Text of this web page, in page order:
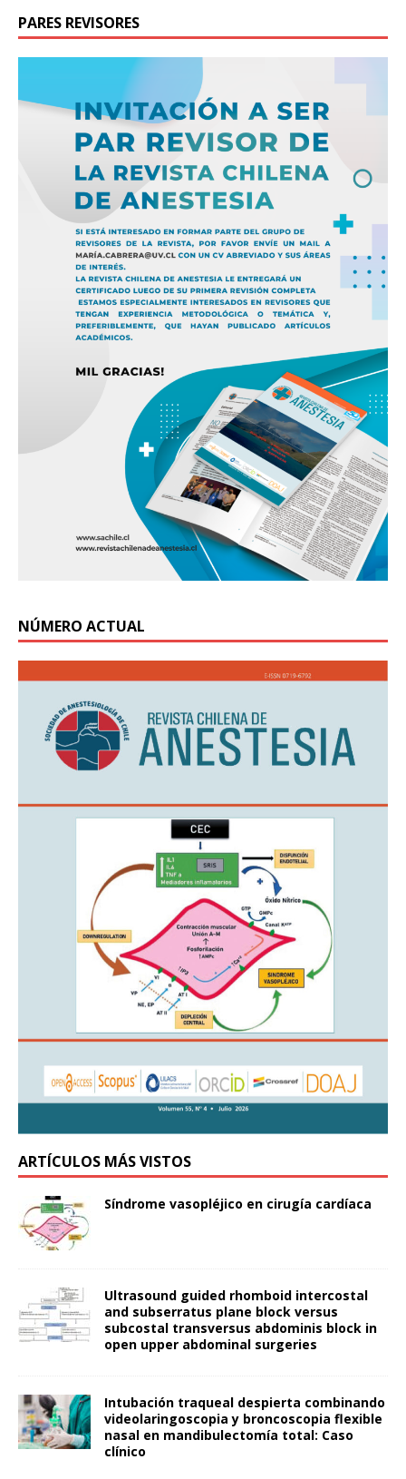
PARES REVISORES
NÚMERO ACTUAL
ARTÍCULOS MÁS VISTOS
Síndrome vasopléjico en cirugía cardíaca
Ultrasound guided rhomboid intercostal
and subserratus plane block versus
subcostal transversus abdominis block in
open upper abdominal surgeries
Intubación traqueal despierta combinando
videolaringoscopia y broncoscopia flexible
nasal en mandibulectomía total: Caso
clínico